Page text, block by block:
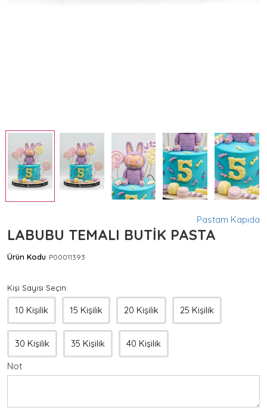
Pastam Kapıda
LABUBU TEMALI BUTİK PASTA
Ürün Kodu: P00011393
Kişi Sayısı Seçin:
10 Kişilik 15 Kişilik 20 Kişilik 25 Kişilik
30 Kişilik 35 Kişilik
40 Kişilik
Not